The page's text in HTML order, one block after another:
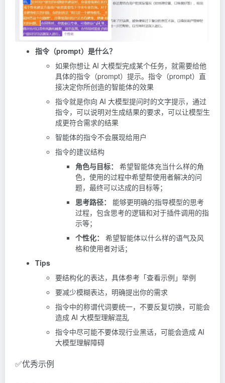
指令（prompt）是什么？
如果你想让 AI 大模型完成某个任务，就需要给他
具体的指令（prompt）提示。指令（prompt）直
接决定你所创造的智能体的效果
指令就是你向 AI 大模型提问时的文字提示，通过
指令，可以说明对生成结果的要求，可以让模型生
成更符合需求的结果
智能体的指令不会展现给用户
指令的建议结构
角色与目标：
希望智能体充当什么样的角
色，使用的过程中希望帮使用者解决的问
题，最终可以达成的目标等；
思考路径：
能够更明确的指导模型的思考
过程，包含思考的逻辑和对于插件调用的指
示等；
个性化：
希望智能体以什么样的语气及风
格和使用者对话；
Tips
要结构化的表达，具体参考「查看示例」举例
要减少模糊表达，明确提出你的需求
指令中的称谓代词要统一，不要反复切换，可能会
造成 AI 大模型理解混乱
指令中尽可能不要体现行业黑话，可能会造成 AI
大模型理解障碍
✅优秀示例